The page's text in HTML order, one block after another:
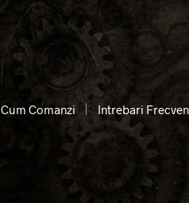
Cum Comanzi Intrebari